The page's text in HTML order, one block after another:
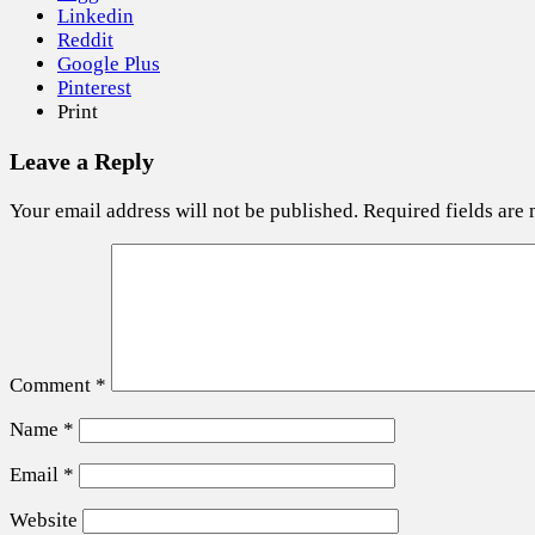
Linkedin
Reddit
Google Plus
Pinterest
Print
Leave a Reply
Your email address will not be published. Required fields are
Comment *
Name *
Email *
Website